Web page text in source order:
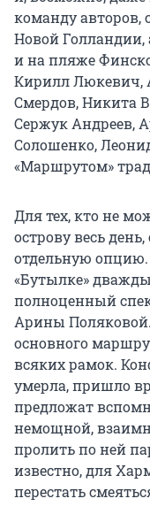
команду авторов,
Новой
и на пляже
Кирилл Люкевич,
Смердов, Никита
Сержук Андреев,
Солошенко,
«Маршрутом»
Для тех, кто не
острову весь
отдельную опцию.
«Бутылке»
полноценный
Арины
основного
всяких рамок.
умерла, пришло
предложат
немощной,
пролить по ней
известно, для
перестать